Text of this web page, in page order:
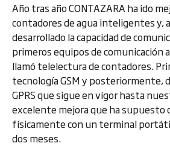
Año tras año CONTAZARA ha ido
contadores de agua inteligentes y,
desarrollado la capacidad de
primeros equipos de comunicación
llamó telelectura de contadores.
tecnología GSM y posteriormente,
GPRS que sigue en vigor hasta
excelente mejora que ha supuesto
físicamente con un terminal portátil
dos meses.